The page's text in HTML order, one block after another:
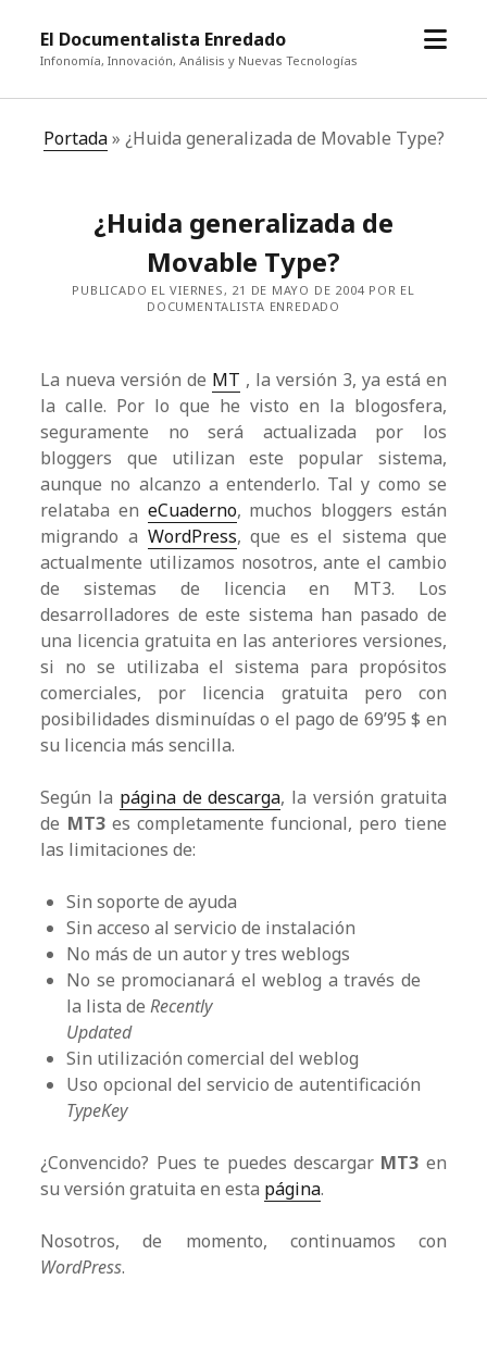
El Documentalista Enredado
Infonomía, Innovación, Análisis y Nuevas Tecnologías
abrir
Portada» ¿Huida generalizada de Movable Type?
¿Huida generalizada de
Movable Type?
PUBLICADO EL VIERNES, 21 DE MAYO DE 2004 POR EL
DOCUMENTALISTA ENREDADO
La nueva versión de MT , la versión 3, ya está en
la calle. Por lo que he visto en la blogosfera,
seguramente no será actualizada por los
bloggers que utilizan este popular sistema,
aunque no alcanzo a entenderlo. Tal y como se
relataba en eCuaderno, muchos bloggers están
migrando a WordPress, que es el sistema que
actualmente utilizamos nosotros, ante el cambio
de sistemas de licencia en MT3. Los
desarrolladores de este sistema han pasado de
una licencia gratuita en las anteriores versiones,
si no se utilizaba el sistema para propósitos
comerciales, por licencia gratuita pero con
posibilidades disminuídas o el pago de 69’95 $ en
su licencia más sencilla.
Según la página de descarga, la versión gratuita
de MT3es completamente funcional, pero tiene
las limitaciones de:
Sin soporte de ayuda
Sin acceso al servicio de instalación
No más de un autor y tres weblogs
No se promocianará el weblog a través de
la lista deRecently
Updated
Sin utilización comercial del weblog
Uso opcional del servicio de autentificación
TypeKey
¿Convencido? Pues te puedes descargar MT3 en
su versión gratuita en esta página.
Nosotros, de momento, continuamos con
WordPress.